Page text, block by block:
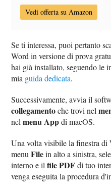
Vedi offerta su Amazon
Se ti interessa, puoi pertanto
Word in versione di prova
hai già installato, seguendo le
mia guida dedicata.
Successivamente, avvia il
collegamentoche trovi nel
nelmenu Appdi macOS.
Una volta visibile la finestra di
menuFilein alto a sinistra,
interno e ilfile PDFdi tuo
venga eseguita la procedura